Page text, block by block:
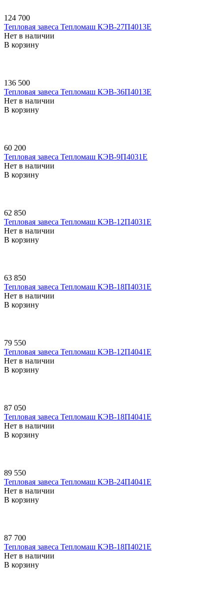
124 700
Тепловая завеса Тепломаш КЭВ-27П4013E
Нет в наличии
В корзину
136 500
Тепловая завеса Тепломаш КЭВ-36П4013E
Нет в наличии
В корзину
60 200
Тепловая завеса Тепломаш КЭВ-9П4031E
Нет в наличии
В корзину
62 850
Тепловая завеса Тепломаш КЭВ-12П4031E
Нет в наличии
В корзину
63 850
Тепловая завеса Тепломаш КЭВ-18П4031E
Нет в наличии
В корзину
79 550
Тепловая завеса Тепломаш КЭВ-12П4041E
Нет в наличии
В корзину
87 050
Тепловая завеса Тепломаш КЭВ-18П4041E
Нет в наличии
В корзину
89 550
Тепловая завеса Тепломаш КЭВ-24П4041E
Нет в наличии
В корзину
87 700
Тепловая завеса Тепломаш КЭВ-18П4021E
Нет в наличии
В корзину